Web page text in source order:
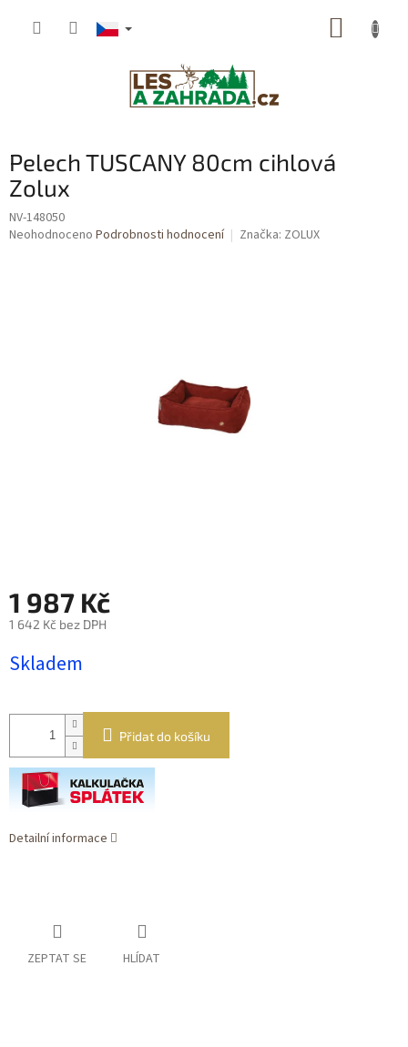
Pelech TUSCANY 80cm cihlová
Zolux
NV-148050
Průměrné
Neohodnoceno Podrobnosti hodnocení Značka: ZOLUX
1 987 Kč
1 642 Kč bez DPH
cena:
Skladem
Přidat do košíku
Detailní informace
ZEPTAT SE HLÍDAT